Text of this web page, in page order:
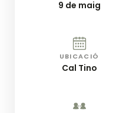
9 de maig
UBICACIÓ
Cal Tino